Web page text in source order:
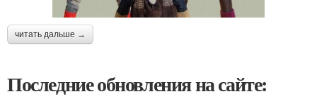
читать дальше →
Последние обновления на сайте: